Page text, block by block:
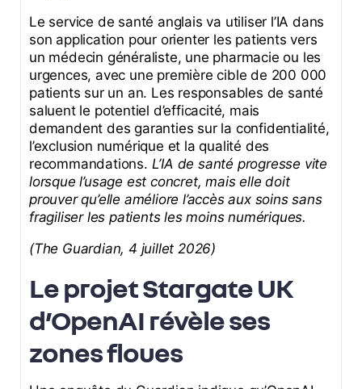
Le service de santé anglais va utiliser l’IA dans
son application pour orienter les patients vers
un médecin généraliste, une pharmacie ou les
urgences, avec une première cible de 200 000
patients sur un an. Les responsables de santé
saluent le potentiel d’efficacité, mais
demandent des garanties sur la confidentialité,
l’exclusion numérique et la qualité des
recommandations. L’IA de santé progresse vite
lorsque l’usage est concret, mais elle doit
prouver qu’elle améliore l’accès aux soins sans
fragiliser les patients les moins numériques.
(The Guardian, 4 juillet 2026)
Le projet Stargate UK
d’OpenAI révèle ses
zones floues